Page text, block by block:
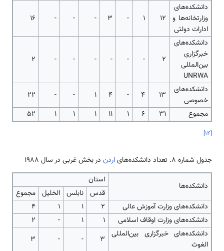
دانشکده‌های
وزارتخانه‌ها و
ادارات دولتی
12
1
-
3
-
-
-
16
دانشکده‌های
خبرگزاری
بین‌المللی
UNRWA
2
-
-
-
-
-
-
2
دانشکده‌های
خصوصی
13
4
-
4
1
-
-
22
مجموع
31
6
1
11
1
1
1
52
[۱۴]
جدول شماره 8. تعداد دانشکده‌های اردن در بخش غربی در سال 1988
دانشکده‌ها
استان
قدس
نابلس الخلیل
مجموع
دانشکده‌های وزارت آموزش عالی
2
1
1
4
دانشکده‌های وزارت اوقاف اسلامی
1
1
-
2
دانشکده‌های خبرگزاری بین‌المللی
الغوث
3
-
-
3